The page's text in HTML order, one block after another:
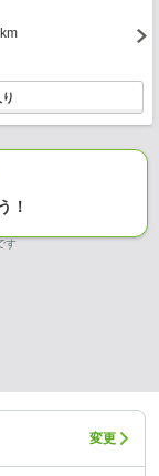
！
す
変更